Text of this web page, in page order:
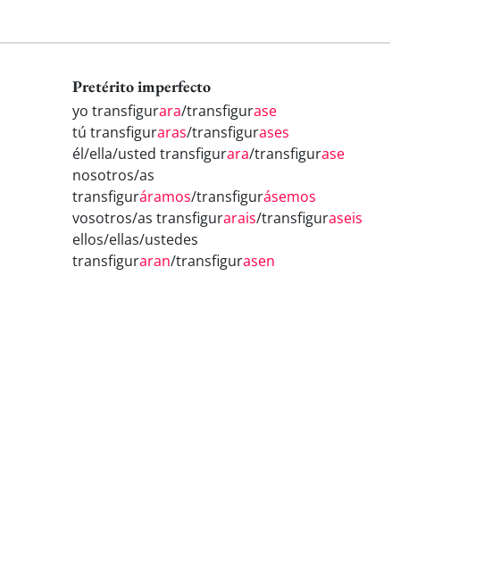
Pretérito imperfecto
yo transfigurara/transfigurase
tú transfiguraras/transfigurases
él/ella/usted transfigurara/transfigurase
nosotros/as
transfiguráramos/transfigurásemos
vosotros/as transfigurarais/transfiguraseis
ellos/ellas/ustedes
transfiguraran/transfigurasen